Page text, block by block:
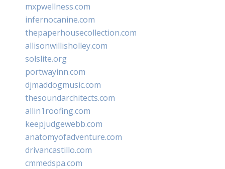
mxpwellness.com
infernocanine.com
thepaperhousecollection.com
allisonwillisholley.com
solslite.org
portwayinn.com
djmaddogmusic.com
thesoundarchitects.com
allin1roofing.com
keepjudgewebb.com
anatomyofadventure.com
drivancastillo.com
cmmedspa.com